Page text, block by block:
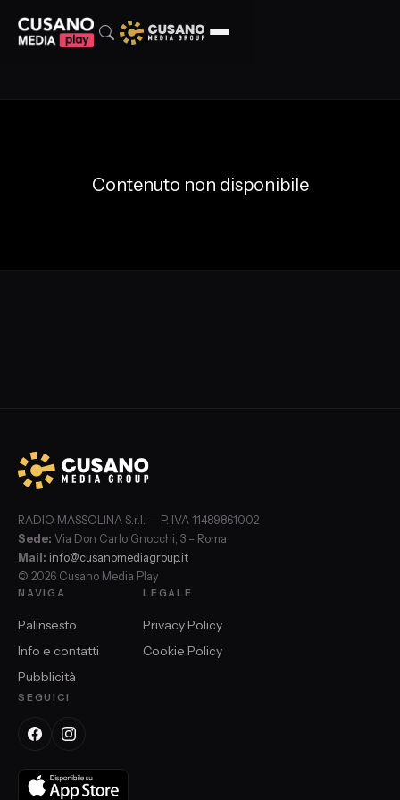
Contenuto non disponibile
RADIO MASSOLINA S.r.l. — P. IVA 11489861002
Sede: Via Don Carlo Gnocchi, 3 – Roma
Mail: info@cusanomediagroup.it
© 2026 Cusano Media Play
NAVIGA
Palinsesto
Info e contatti
Pubblicità
LEGALE
Privacy Policy
Cookie Policy
SEGUICI